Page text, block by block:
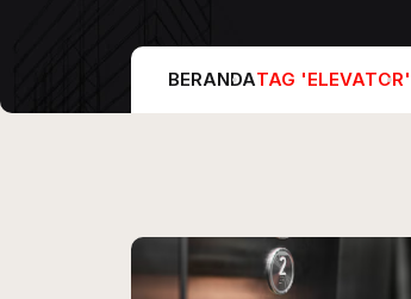
BERANDATAG 'ELEVATOR'